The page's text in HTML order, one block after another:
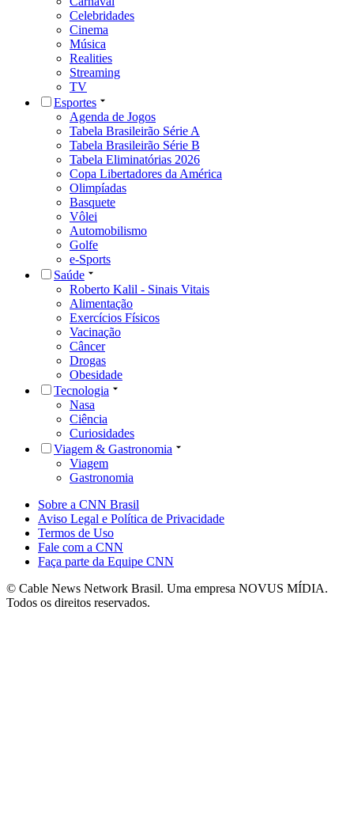
Celebridades
Cinema
Música
Realities
Streaming
TV
Esportes
Agenda de Jogos
Tabela Brasileirão Série A
Tabela Brasileirão Série B
Tabela Eliminatórias 2026
Copa Libertadores da América
Olimpíadas
Basquete
Vôlei
Automobilismo
Golfe
e-Sports
Saúde
Roberto Kalil - Sinais Vitais
Alimentação
Exercícios Físicos
Vacinação
Câncer
Drogas
Obesidade
Tecnologia
Nasa
Ciência
Curiosidades
Viagem & Gastronomia
Viagem
Gastronomia
Sobre a CNN Brasil
Aviso Legal e Política de Privacidade
Termos de Uso
Fale com a CNN
Faça parte da Equipe CNN
© Cable News Network Brasil. Uma empresa NOVUS MÍDIA.
Todos os direitos reservados.